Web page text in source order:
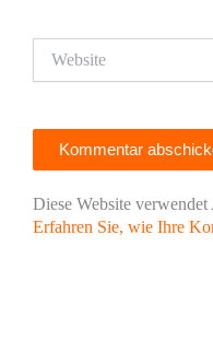
Diese Website
Erfahren Sie, wie Ihre